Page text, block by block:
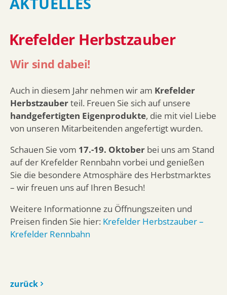
Produktion
Onlineshop
Karriere
Kontakt
Krefelder Herbstzauber
Wir sind dabei!
Auch in diesem Jahr nehmen wir am Krefelder
Herbstzauberteil. Freuen Sie sich auf unsere
handgefertigten Eigenprodukte, die mit viel Liebe
von unseren Mitarbeitenden angefertigt wurden.
Schauen Sie vom 17.-19. Oktoberbei uns am Stand
auf der Krefelder Rennbahn vorbei und genießen
Sie die besondere Atmosphäre des Herbstmarktes
– wir freuen uns auf Ihren Besuch!
Weitere Informationne zu Öffnungszeiten und
Preisen finden Sie hier: Krefelder Herbstzauber –
Krefelder Rennbahn
zurück